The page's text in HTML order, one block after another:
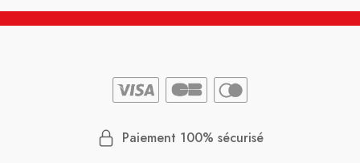
Paiement 100% sécurisé